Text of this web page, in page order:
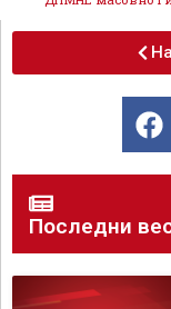
Последни